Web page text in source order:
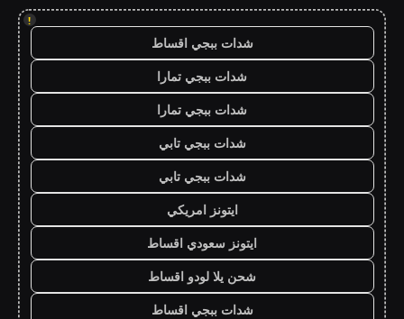
!
شدات ببجي اقساط
شدات ببجي تمارا
شدات ببجي تمارا
شدات ببجي تابي
شدات ببجي تابي
ايتونز امريكي
ايتونز سعودي اقساط
شحن يلا لودو اقساط
شدات ببجي اقساط